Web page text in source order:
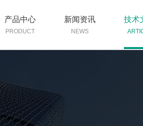
产品中心
PRODUCT
新闻资讯
NEWS
技术